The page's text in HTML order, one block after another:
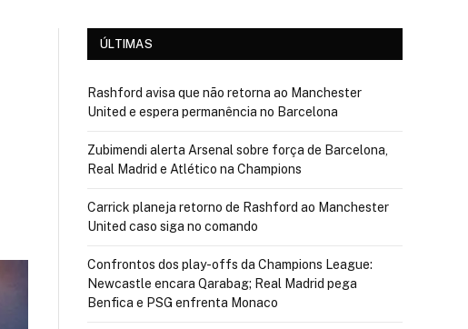
ÚLTIMAS
Rashford avisa que não retorna ao Manchester
United e espera permanência no Barcelona
Zubimendi alerta Arsenal sobre força de Barcelona,
Real Madrid e Atlético na Champions
Carrick planeja retorno de Rashford ao Manchester
United caso siga no comando
Confrontos dos play-offs da Champions League:
Newcastle encara Qarabag; Real Madrid pega
Benfica e PSG enfrenta Monaco